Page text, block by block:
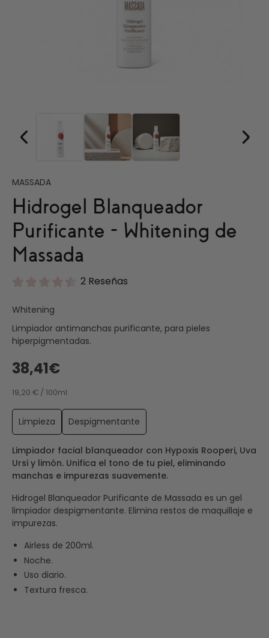
MASSADA
Hidrogel Blanqueador
Purificante - Whitening de
Massada
2 Reseñas
Whitening
Limpiador antimanchas purificante, para pieles
hiperpigmentadas.
38,41€
19,20 € / 100ml
Limpieza Despigmentante
Limpiador facial blanqueador con Hypoxis Rooperi, Uva
Ursi y limón. Unifica el tono de tu piel, eliminando
manchas e impurezas suavemente.
Hidrogel Blanqueador Purificante de Massada es un gel
limpiador despigmentante. Elimina restos de maquillaje e
impurezas.
Airless de 200ml.
Noche.
Uso diario.
Textura fresca.